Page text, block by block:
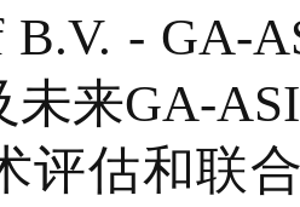
B.V. - GA-
未来GA-
评估和联